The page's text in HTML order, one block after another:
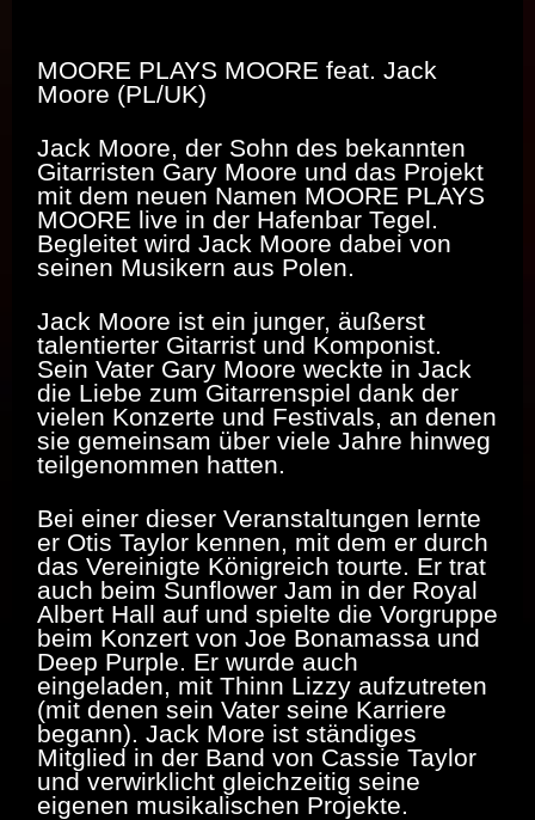
MOORE PLAYS MOORE feat. Jack
Moore (PL/UK)
Jack Moore, der Sohn des bekannten
Gitarristen Gary Moore und das Projekt
mit dem neuen Namen MOORE PLAYS
MOORE live in der Hafenbar Tegel.
Begleitet wird Jack Moore dabei von
seinen Musikern aus Polen.
Jack Moore ist ein junger, äußerst
talentierter Gitarrist und Komponist.
Sein Vater Gary Moore weckte in Jack
die Liebe zum Gitarrenspiel dank der
vielen Konzerte und Festivals, an denen
sie gemeinsam über viele Jahre hinweg
teilgenommen hatten.
Bei einer dieser Veranstaltungen lernte
er Otis Taylor kennen, mit dem er durch
das Vereinigte Königreich tourte. Er trat
auch beim Sunflower Jam in der Royal
Albert Hall auf und spielte die Vorgruppe
beim Konzert von Joe Bonamassa und
Deep Purple. Er wurde auch
eingeladen, mit Thinn Lizzy aufzutreten
(mit denen sein Vater seine Karriere
begann). Jack More ist ständiges
Mitglied in der Band von Cassie Taylor
und verwirklicht gleichzeitig seine
eigenen musikalischen Projekte.